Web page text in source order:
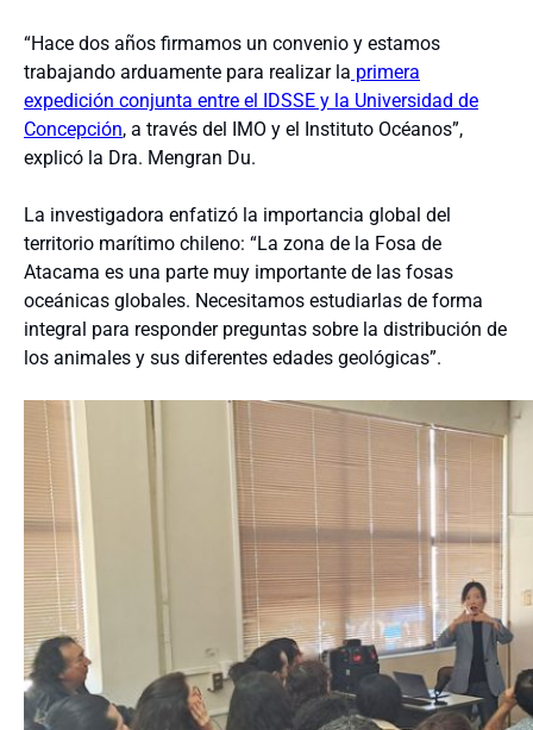
“Hace dos años firmamos un convenio y estamos
trabajando arduamente para realizar la primera
expedición conjunta entre el IDSSE y la Universidad de
Concepción, a través del IMO y el Instituto Océanos”,
explicó la Dra. Mengran Du.
La investigadora enfatizó la importancia global del
territorio marítimo chileno: “La zona de la Fosa de
Atacama es una parte muy importante de las fosas
oceánicas globales. Necesitamos estudiarlas de forma
integral para responder preguntas sobre la distribución de
los animales y sus diferentes edades geológicas”.